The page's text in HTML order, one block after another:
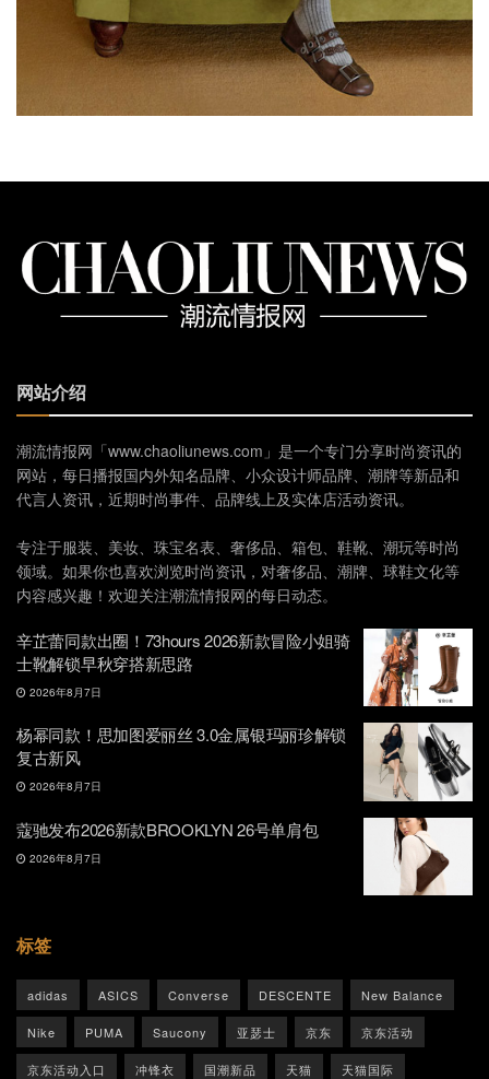
网站介绍
潮流情报网「www.chaoliunews.com」是一个专门分享时尚资讯的
网站，每日播报国内外知名品牌、小众设计师品牌、潮牌等新品和
代言人资讯，近期时尚事件、品牌线上及实体店活动资讯。
专注于服装、美妆、珠宝名表、奢侈品、箱包、鞋靴、潮玩等时尚
领域。如果你也喜欢浏览时尚资讯，对奢侈品、潮牌、球鞋文化等
内容感兴趣！欢迎关注潮流情报网的每日动态。
辛芷蕾同款出圈！73hours 2026新款冒险小姐骑
士靴解锁早秋穿搭新思路
2026年8月7日
杨幂同款！思加图爱丽丝 3.0金属银玛丽珍解锁
复古新风
2026年8月7日
蔻驰发布2026新款BROOKLYN 26号单肩包
2026年8月7日
标签
adidas ASICS Converse DESCENTE New Balance
Nike PUMA Saucony 亚瑟士 京东 京东活动
京东活动入口 冲锋衣 国潮新品 天猫 天猫国际